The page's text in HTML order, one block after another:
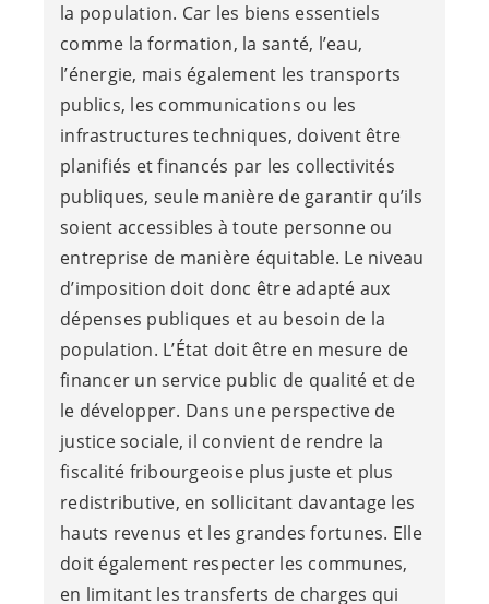
la population. Car les biens essentiels
comme la formation, la santé, l’eau,
l’énergie, mais également les transports
publics, les communications ou les
infrastructures techniques, doivent être
planifiés et financés par les collectivités
publiques, seule manière de garantir qu’ils
soient accessibles à toute personne ou
entreprise de manière équitable. Le niveau
d’imposition doit donc être adapté aux
dépenses publiques et au besoin de la
population. L’État doit être en mesure de
financer un service public de qualité et de
le développer. Dans une perspective de
justice sociale, il convient de rendre la
fiscalité fribourgeoise plus juste et plus
redistributive, en sollicitant davantage les
hauts revenus et les grandes fortunes. Elle
doit également respecter les communes,
en limitant les transferts de charges qui